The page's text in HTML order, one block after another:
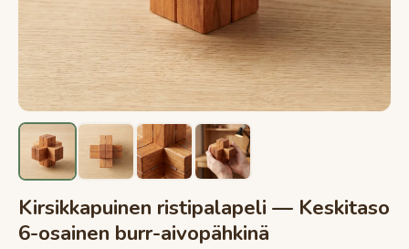
Kirsikkapuinen ristipalapeli — Keskitaso
6-osainen burr-aivopähkinä